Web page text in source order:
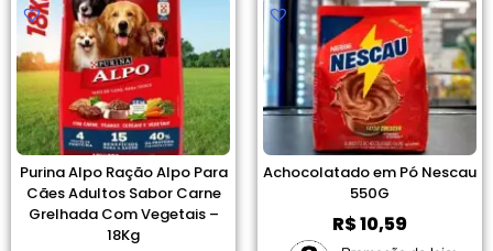
Purina Alpo Ração Alpo Para
Cães Adultos Sabor Carne
Grelhada Com Vegetais –
18Kg
Achocolatado em Pó Nescau
550G
R$10,59